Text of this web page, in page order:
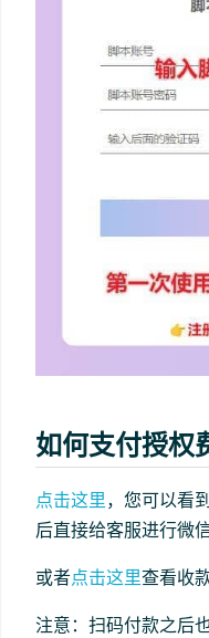
如何支付授权
点击这里，您可以看
后直接给客服进行微
或者点击这里查看收
注意：扫码付款之后